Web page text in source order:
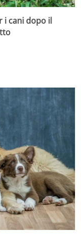
i cani dopo il